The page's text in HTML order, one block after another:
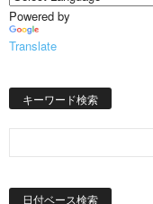
Powered by
Translate
キーワード検索
日付ベース検索